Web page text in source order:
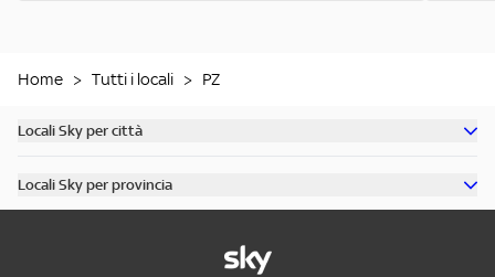
Home > Tutti i locali > PZ
Locali Sky per città
Scopri tutti i bar di Roma
Locali Sky per provincia
Scopri tutti i bar in provincia di Milano
Scopri tutti i bar in provincia di Roma